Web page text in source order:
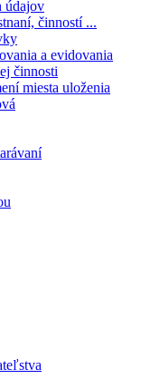
údajov
činností ...
a evidovania
činnosti
miesta uloženia